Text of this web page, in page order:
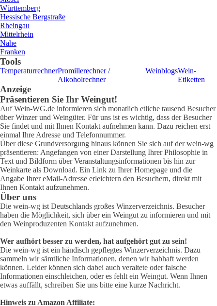
Württemberg
Hessische Bergstraße
Rheingau
Mittelrhein
Nahe
Franken
Tools
TemperaturrechnerPromillerechner /
Alkoholrechner
WeinblogsWein-
Etiketten
Anzeige
Präsentieren Sie Ihr Weingut!
Auf Wein-WG.de informieren sich monatlich etliche tausend Besucher
über Winzer und Weingüter. Für uns ist es wichtig, dass der Besucher
Sie findet und mit Ihnen Kontakt aufnehmen kann. Dazu reichen erst
einmal Ihre Adresse und Telefonnummer.
Über diese Grundversorgung hinaus können Sie sich auf der wein-wg
präsentieren: Angefangen von einer Darstellung Ihrer Philosophie in
Text und Bildform über Veranstaltungsinformationen bis hin zur
Weinkarte als Download. Ein Link zu Ihrer Homepage und die
Angabe Ihrer eMail-Adresse erleichtern den Besuchern, direkt mit
Ihnen Kontakt aufzunehmen.
Über uns
Die wein-wg ist Deutschlands großes Winzerverzeichnis. Besucher
haben die Möglichkeit, sich über ein Weingut zu informieren und mit
den Weinproduzenten Kontakt aufzunehmen.
Wer aufhört besser zu werden, hat aufgehört gut zu sein!
Die wein-wg ist ein händisch gepflegtes Winzerverzeichnis. Dazu
sammeln wir sämtliche Informationen, denen wir habhaft werden
können. Leider können sich dabei auch veraltete oder falsche
Informationen einschleichen, oder es fehlt ein Weingut. Wenn Ihnen
etwas auffällt, schreiben Sie uns bitte eine kurze Nachricht.
Hinweis zu Amazon Affiliate: